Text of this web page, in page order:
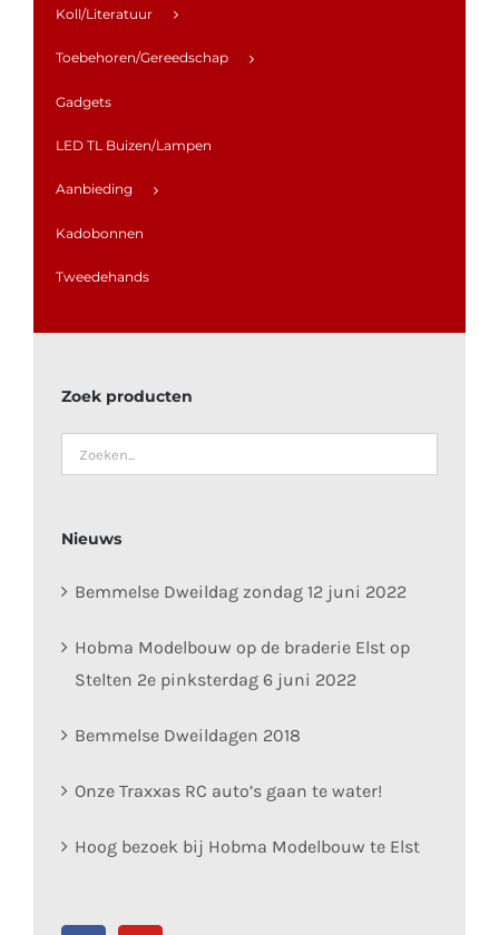
Koll/Literatuur
Toebehoren/Gereedschap
Gadgets
LED TL Buizen/Lampen
Aanbieding
Kadobonnen
Tweedehands
Zoek producten
Nieuws
Bemmelse Dweildag zondag 12 juni 2022
Hobma Modelbouw op de braderie Elst op
Stelten 2e pinksterdag 6 juni 2022
Bemmelse Dweildagen 2018
Onze Traxxas RC auto’s gaan te water!
Hoog bezoek bij Hobma Modelbouw te Elst